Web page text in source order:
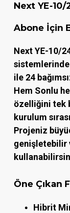
Next YE-
Abone İçin
Next YE-10/
ile 24
Hem Sonlu
özelliğini tek
kurulum
Projeniz
genişletebilir
Öne Çıkan
Hibrit